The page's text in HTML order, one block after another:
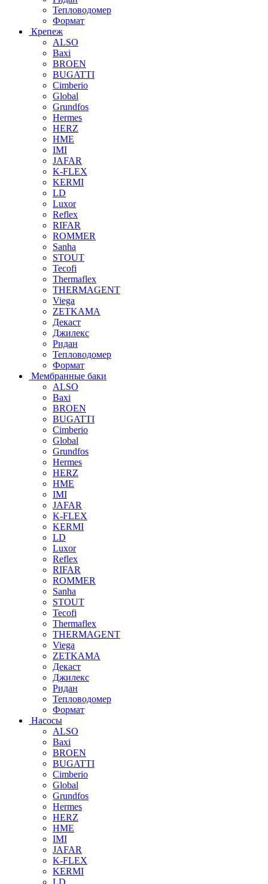
Тепловодомер
Формат
Крепеж
ALSO
Baxi
BROEN
BUGATTI
Cimberio
Global
Grundfos
Hermes
HERZ
HME
IMI
JAFAR
K-FLEX
KERMI
LD
Luxor
Reflex
RIFAR
ROMMER
Sanha
STOUT
Tecofi
Thermaflex
THERMAGENT
Viega
ZETKAMA
Декаст
Джилекс
Ридан
Тепловодомер
Формат
Мембранные баки
ALSO
Baxi
BROEN
BUGATTI
Cimberio
Global
Grundfos
Hermes
HERZ
HME
IMI
JAFAR
K-FLEX
KERMI
LD
Luxor
Reflex
RIFAR
ROMMER
Sanha
STOUT
Tecofi
Thermaflex
THERMAGENT
Viega
ZETKAMA
Декаст
Джилекс
Ридан
Тепловодомер
Формат
Насосы
ALSO
Baxi
BROEN
BUGATTI
Cimberio
Global
Grundfos
Hermes
HERZ
HME
IMI
JAFAR
K-FLEX
KERMI
LD